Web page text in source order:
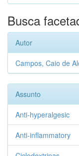
Busca
Autor
Campos, Caio de
Assunto
Anti-hyperalgesic
Anti-inflammatory